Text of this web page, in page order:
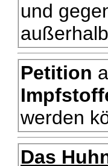
und
Petition
werden
Das